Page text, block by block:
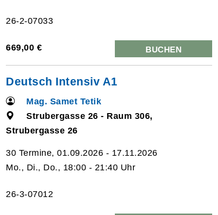
26-2-07033
669,00 € BUCHEN
Deutsch Intensiv A1
Mag. Samet Tetik
Strubergasse 26 - Raum 306,
Strubergasse 26
30 Termine, 01.09.2026 - 17.11.2026
Mo., Di., Do., 18:00 - 21:40 Uhr
26-3-07012